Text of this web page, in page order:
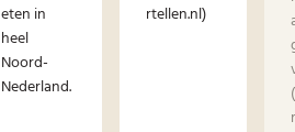
eten in
heel
Noord-
Nederland.
rtellen.nl)